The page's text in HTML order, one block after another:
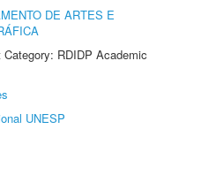
DE ARTES E
RDIDP Academic
UNESP